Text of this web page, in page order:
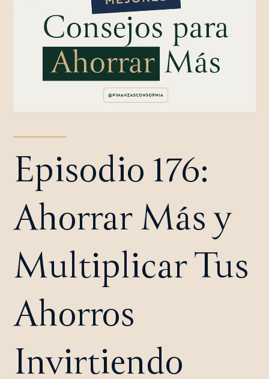
Episodio 176:
Ahorrar Más y
Multiplicar Tus
Ahorros
Invirtiendo